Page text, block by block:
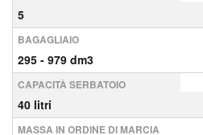
5
BAGAGLIAIO
295 - 979 dm3
CAPACITÀ SERBATOIO
40 litri
MASSA IN ORDINE DI MARCIA